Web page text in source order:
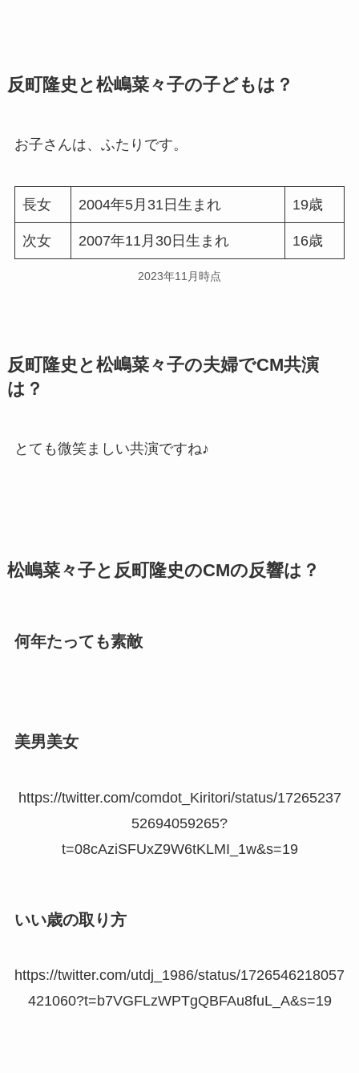
反町隆史と松嶋菜々子の子どもは？
お子さんは、ふたりです。
長女 2004年5月31日生まれ 19歳
次女 2007年11月30日生まれ 16歳
2023年11月時点
反町隆史と松嶋菜々子の夫婦でCM共演
は？
とても微笑ましい共演ですね♪
松嶋菜々子と反町隆史のCMの反響は？
何年たっても素敵
美男美女
https://twitter.com/comdot_Kiritori/status/17265237
52694059265?
t=08cAziSFUxZ9W6tKLMI_1w&s=19
いい歳の取り方
https://twitter.com/utdj_1986/status/1726546218057
421060?t=b7VGFLzWPTgQBFAu8fuL_A&s=19